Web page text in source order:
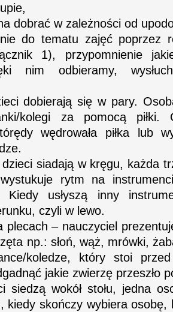
dobrać w zależności od
do tematu zajęć poprzez
1), przypomnienie
nim odbieramy,
dobierają się w pary.
kolegi za pomocą
wędrowała piłka lub
siadają w kręgu, każda
rytm na
Kiedy usłyszą inny
czyli w lewo.
plecach – nauczyciel
np.: słoń, wąż, mrówki,
koledze, który stoi
jakie zwierzę przeszło
siedzą wokół stołu, jedna
kiedy skończy wybiera